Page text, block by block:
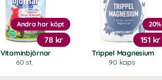
Vitaminbjörnar
60 st.
Andra har köpt
78 kr
Trippel Magnesium
90 kaps
20%
151 kr